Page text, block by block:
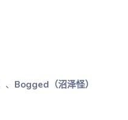
、 Bogged（沼泽怪）